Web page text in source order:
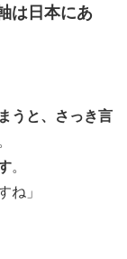
は日本にあ
うと、さっき言
。
ね」